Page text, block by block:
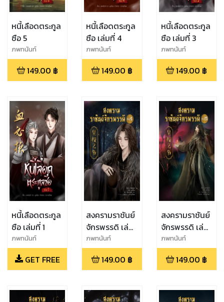
หนี้เลือดตระกูล
ซือ 5
ภพทนันท์
149.00 ฿
หนี้เลือดตระกูล
ซือ เล่มที่ 4
ภพทนันท์
149.00 ฿
หนี้เลือดตระกูล
ซือ เล่มที่ 3
ภพทนันท์
149.00 ฿
หนี้เลือดตระกูล
ซือ เล่มที่ 1
ภพทนันท์
GET FREE
สงครามราชันย์
จักรพรรดิ เล่ม
ที่ 8
ภพทนันท์
149.00 ฿
สงครามราชันย์
จักรพรรดิ เล่ม
ที่ 15
ภพทนันท์
149.00 ฿